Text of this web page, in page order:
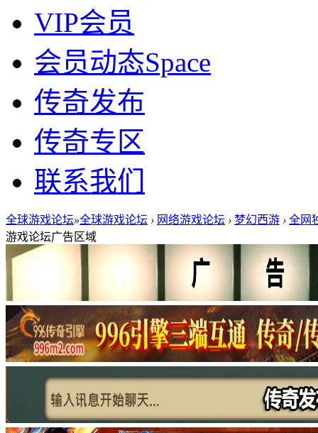
VIP会员
会员动态Space
传奇发布
传奇专区
联系我们
全球游戏论坛»全球游戏论坛 › 网络游戏论坛 › 梦幻西游 › 全网
游戏论坛广告区域